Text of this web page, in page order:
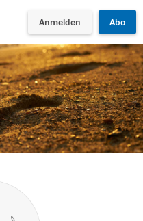
Anmelden Abo